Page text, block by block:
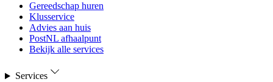
Gereedschap huren
Klusservice
Advies aan huis
PostNL afhaalpunt
Bekijk alle services
Services